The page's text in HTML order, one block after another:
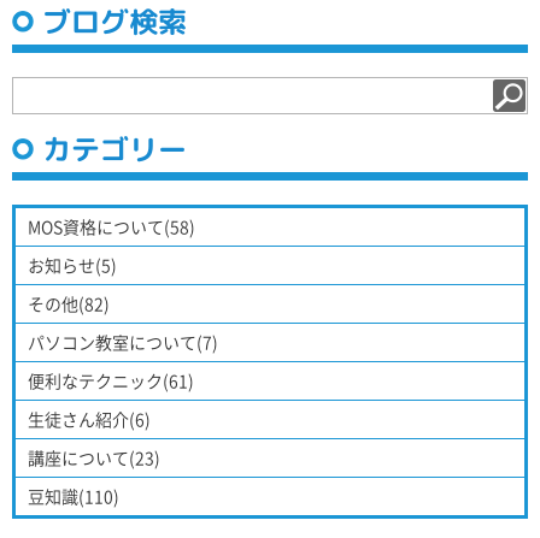
ブログ検索
カテゴリー
MOS資格について(58)
お知らせ(5)
その他(82)
パソコン教室について(7)
便利なテクニック(61)
生徒さん紹介(6)
講座について(23)
豆知識(110)